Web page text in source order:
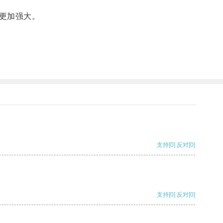
加强大。
支持[0] 反对[0]
支持[0] 反对[0]